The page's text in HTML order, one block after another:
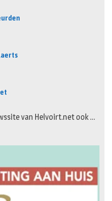
van Helvoirt.net ook …